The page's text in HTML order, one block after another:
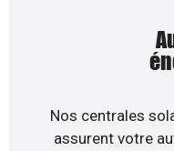
Nos centrales
assurent votre